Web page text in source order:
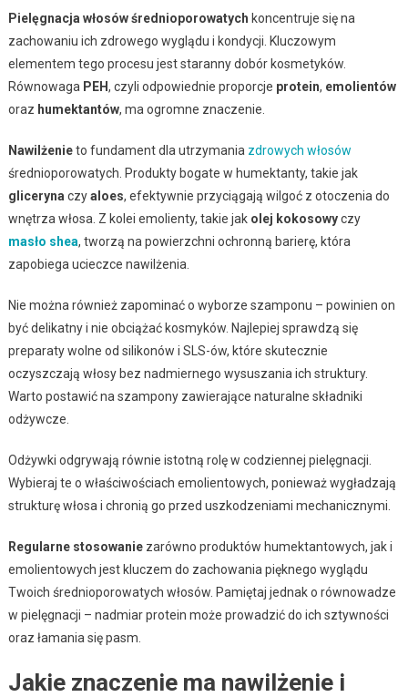
Pielęgnacja włosów średnioporowatych koncentruje się na
zachowaniu ich zdrowego wyglądu i kondycji. Kluczowym
elementem tego procesu jest staranny dobór kosmetyków.
Równowaga PEH, czyli odpowiednie proporcje protein, emolientów
oraz humektantów, ma ogromne znaczenie.
Nawilżenieto fundament dla utrzymania zdrowych włosów
średnioporowatych. Produkty bogate w humektanty, takie jak
gliceryna czyaloes, efektywnie przyciągają wilgoć z otoczenia do
wnętrza włosa. Z kolei emolienty, takie jak olej kokosowyczy
masło shea, tworzą na powierzchni ochronną barierę, która
zapobiega ucieczce nawilżenia.
Nie można również zapominać o wyborze szamponu – powinien on
być delikatny i nie obciążać kosmyków. Najlepiej sprawdzą się
preparaty wolne od silikonów i SLS-ów, które skutecznie
oczyszczają włosy bez nadmiernego wysuszania ich struktury.
Warto postawić na szampony zawierające naturalne składniki
odżywcze.
Odżywki odgrywają równie istotną rolę w codziennej pielęgnacji.
Wybieraj te o właściwościach emolientowych, ponieważ wygładzają
strukturę włosa i chronią go przed uszkodzeniami mechanicznymi.
Regularne stosowaniezarówno produktów humektantowych, jak i
emolientowych jest kluczem do zachowania pięknego wyglądu
Twoich średnioporowatych włosów. Pamiętaj jednak o równowadze
w pielęgnacji – nadmiar protein może prowadzić do ich sztywności
oraz łamania się pasm.
Jakie znaczenie ma nawilżenie i